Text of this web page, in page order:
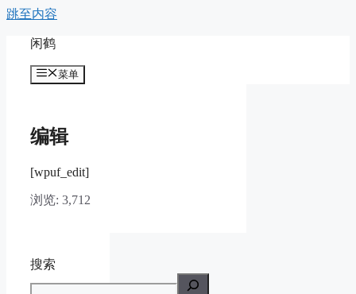
跳至内容
闲鹤
菜单
编辑
[wpuf_edit]
浏览: 3,712
搜索